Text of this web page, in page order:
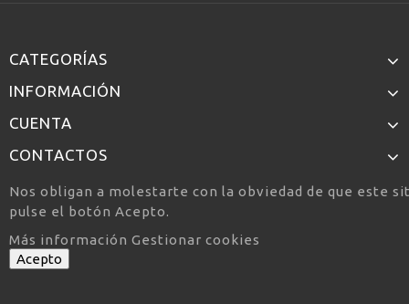
CATEGORÍAS
INFORMACIÓN
CUENTA
CONTACTOS
Nos obligan a molestarte con la obviedad de que este
pulse el botón Acepto.
Más información Gestionar cookies
Acepto